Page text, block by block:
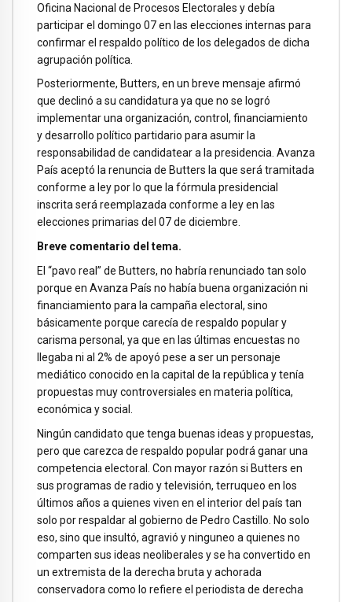
Oficina Nacional de Procesos Electorales y debía
participar el domingo 07 en las elecciones internas para
confirmar el respaldo político de los delegados de dicha
agrupación política.
Posteriormente, Butters, en un breve mensaje afirmó
que declinó a su candidatura ya que no se logró
implementar una organización, control, financiamiento
y desarrollo político partidario para asumir la
responsabilidad de candidatear a la presidencia. Avanza
País aceptó la renuncia de Butters la que será tramitada
conforme a ley por lo que la fórmula presidencial
inscrita será reemplazada conforme a ley en las
elecciones primarias del 07 de diciembre.
Breve comentario del tema.
El “pavo real” de Butters, no habría renunciado tan solo
porque en Avanza País no había buena organización ni
financiamiento para la campaña electoral, sino
básicamente porque carecía de respaldo popular y
carisma personal, ya que en las últimas encuestas no
llegaba ni al 2% de apoyó pese a ser un personaje
mediático conocido en la capital de la república y tenía
propuestas muy controversiales en materia política,
económica y social.
Ningún candidato que tenga buenas ideas y propuestas,
pero que carezca de respaldo popular podrá ganar una
competencia electoral. Con mayor razón si Butters en
sus programas de radio y televisión, terruqueo en los
últimos años a quienes viven en el interior del país tan
solo por respaldar al gobierno de Pedro Castillo. No solo
eso, sino que insultó, agravió y ninguneo a quienes no
comparten sus ideas neoliberales y se ha convertido en
un extremista de la derecha bruta y achorada
conservadora como lo refiere el periodista de derecha